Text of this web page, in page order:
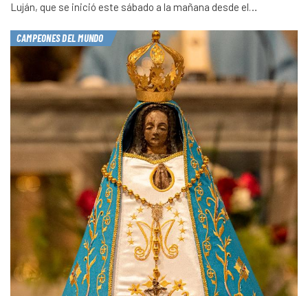
Luján, que se inició este sábado a la mañana desde el…
CAMPEONES DEL MUNDO